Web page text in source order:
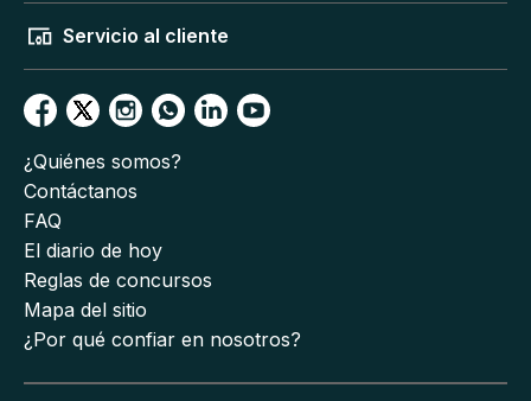
Servicio al cliente
¿Quiénes somos?
Contáctanos
FAQ
El diario de hoy
Reglas de concursos
Mapa del sitio
¿Por qué confiar en nosotros?